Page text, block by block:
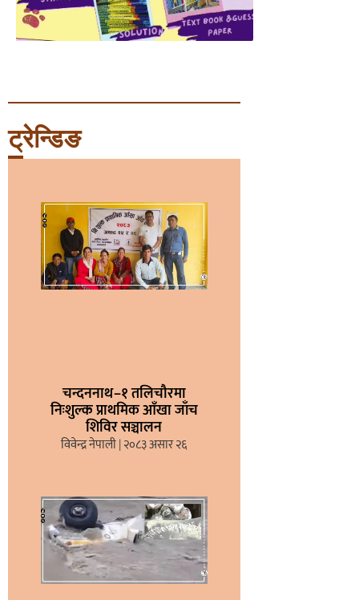
ट्रेन्डिङ
चन्दननाथ–१ तलिचौरमा
निःशुल्क प्राथमिक आँखा जाँच
शिविर सञ्चालन
विवेन्द्र नेपाली २०८३ असार २६